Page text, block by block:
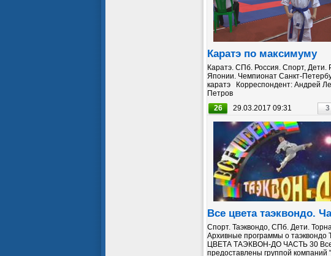
Каратэ по максимуму
Каратэ. СПб. Россия. Спорт,
Японии. Чемпионат Санкт-
каратэ Корреспондент: Андрей
Петров
26
29.03.2017 09:31
Все цвета таэквондо.
Спорт. Таэквондо, СПб. Дети.
Архивные программы о
ЦВЕТА ТАЭКВОН-ДО ЧАСТЬ 30
предоставлены группой компаний